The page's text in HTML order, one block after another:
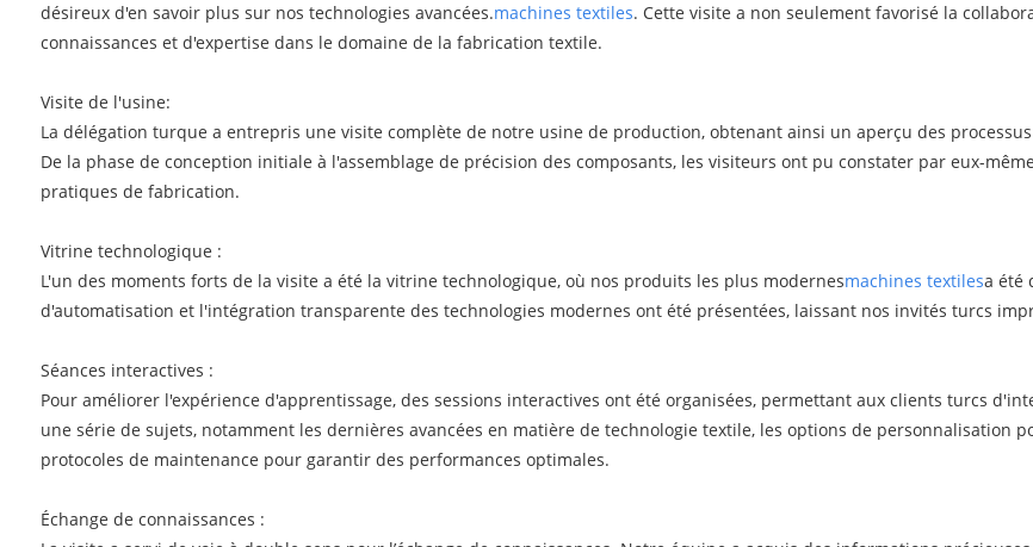
désireux d'en savoir plus sur nos technologies avancées.machines textiles. Cette visite a non seulement favorisé la
connaissances et d'expertise dans le domaine de la fabrication textile.
Visite de l'usine:
La délégation turque a entrepris une visite complète de notre usine de production, obtenant ainsi un aperçu des
De la phase de conception initiale à l'assemblage de précision des composants, les visiteurs ont pu constater par eux-
pratiques de fabrication.
Vitrine technologique :
L'un des moments forts de la visite a été la vitrine technologique, où nos produits les plus modernesmachines textilesa été
d'automatisation et l'intégration transparente des technologies modernes ont été présentées, laissant nos invités turcs
Séances interactives :
Pour améliorer l'expérience d'apprentissage, des sessions interactives ont été organisées, permettant aux clients turcs
une série de sujets, notamment les dernières avancées en matière de technologie textile, les options de personnalisation
protocoles de maintenance pour garantir des performances optimales.
Échange de connaissances :